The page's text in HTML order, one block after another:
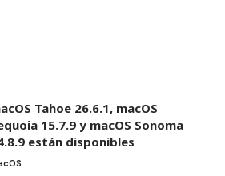
Tahoe 26.6.1, macOS
15.7.9 y macOS Sonoma
están disponibles